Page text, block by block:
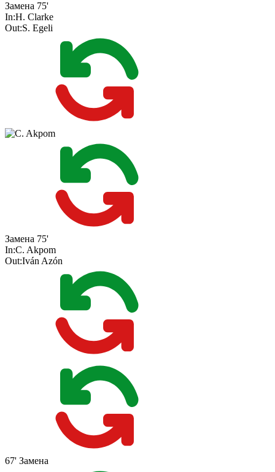
Замена 75'
In:H. Clarke
Out:S. Egeli
Замена 75'
In:C. Akpom
Out:Iván Azón
67' Замена